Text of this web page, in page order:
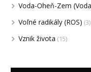
Voda-Oheň-Zem
Voľné radikály (ROS) (3)
Vznik života (15)